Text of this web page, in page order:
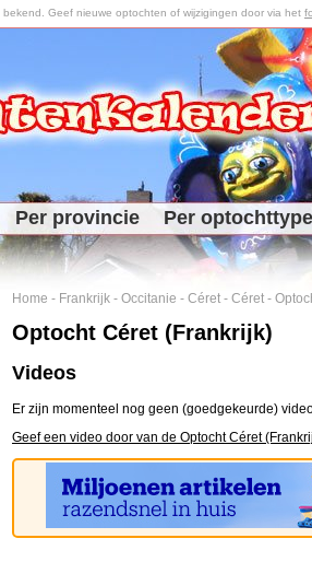
bekend. Geef nieuwe optochten of wijzigingen door via het
Per provincie Per optochttype
Home - Frankrijk - Occitanie - Céret - Céret -
Optocht Céret (Frankrijk)
Videos
Er zijn momenteel nog geen (goedgekeurde)
Geef een video door van de Optocht Céret